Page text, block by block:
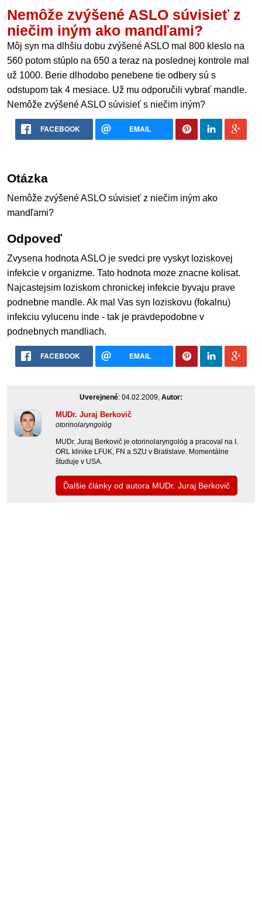
Nemôže zvýšené ASLO súvisieť z
niečim iným ako mandľami?
Môj syn ma dlhšiu dobu zvýšené ASLO mal 800 kleslo na
560 potom stúplo na 650 a teraz na poslednej kontrole mal
už 1000. Berie dlhodobo penebene tie odbery sú s
odstupom tak 4 mesiace. Už mu odporučili vybrať mandle.
Nemôže zvýšené ASLO súvisieť s niečim iným?
FACEBOOK EMAIL
Otázka
Nemôže zvýšené ASLO súvisieť z niečim iným ako
mandľami?
Odpoveď
Zvysena hodnota ASLO je svedci pre vyskyt loziskovej
infekcie v organizme. Tato hodnota moze znacne kolisat.
Najcastejsim loziskom chronickej infekcie byvaju prave
podnebne mandle. Ak mal Vas syn loziskovu (fokalnu)
infekciu vylucenu inde - tak je pravdepodobne v
podnebnych mandliach.
FACEBOOK EMAIL
Uverejnené: 04.02.2009, Autor:
MUDr. Juraj Berkovič
otorinolaryngológ
MUDr. Juraj Berkovič je otorinolaryngológ a pracoval na I.
ORL klinike LFUK, FN a SZU v Bratislave. Momentálne
študuje v USA.
Ďalšie články od autora MUDr. Juraj Berkovič